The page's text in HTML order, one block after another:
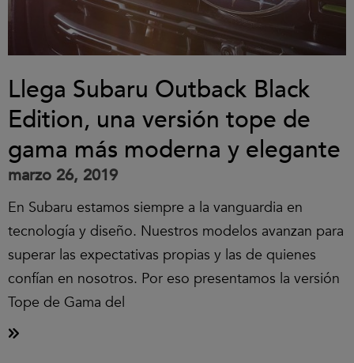
Llega Subaru Outback Black
Edition, una versión tope de
gama más moderna y elegante
marzo 26, 2019
En Subaru estamos siempre a la vanguardia en
tecnología y diseño. Nuestros modelos avanzan para
superar las expectativas propias y las de quienes
confían en nosotros. Por eso presentamos la versión
Tope de Gama del